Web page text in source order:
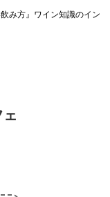
み方』ワイン知識のイン